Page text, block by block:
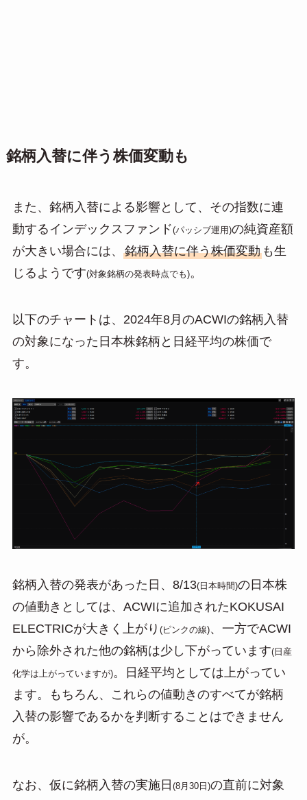
銘柄入替に伴う株価変動も
また、銘柄入替による影響として、その指数に連
動するインデックスファンド(パッシブ運用)の純資産額
が大きい場合には、 銘柄入替に伴う株価変動も生
じるようです(対象銘柄の発表時点でも)。
以下のチャートは、2024年8月のACWIの銘柄入替
の対象になった日本株銘柄と日経平均の株価で
す。
銘柄入替の発表があった日、8/13(日本時間)の日本株
の値動きとしては、ACWIに追加されたKOKUSAI
ELECTRICが大きく上がり (ピンクの線)、一方でACWI
から除外された他の銘柄は少し下がっています(日産
化学は上がっていますが)。日経平均としては上がってい
ます。もちろん、これらの値動きのすべてが銘柄
入替の影響であるかを判断することはできません
が。
なお、仮に銘柄入替の実施日 (8月30日)の直前に対象